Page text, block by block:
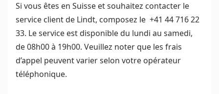
Si vous êtes en Suisse et souhaitez contacter le
service client de Lindt, composez le +41 44 716 22
33. Le service est disponible du lundi au samedi,
de 08h00 à 19h00. Veuillez noter que les frais
d’appel peuvent varier selon votre opérateur
téléphonique.